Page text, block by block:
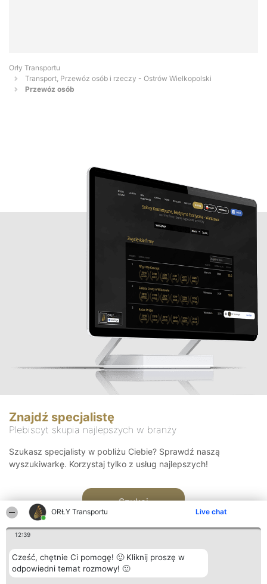
ORŁY Transportu Live chat
12:39
Cześć, chętnie Ci pomogę! 🙂 Kliknij proszę w
odpowiedni temat rozmowy! 🙂
Orły Transportu
Transport, Przewóz osób i rzeczy - Ostrów Wielkopolski
Przewóz osób
Znajdź specjalistę
Plebiscyt skupia najlepszych w branży
Szukasz specjalisty w pobliżu Ciebie? Sprawdź naszą
wyszukiwarkę. Korzystaj tylko z usług najlepszych!
Szukaj